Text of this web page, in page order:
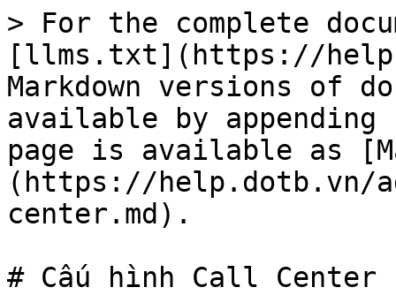
> For the complete
[llms.txt](https://
Markdown versions of
available by
page is available as
(https://help.dotb.vn/
center.md).
# Cấu hình Call Center